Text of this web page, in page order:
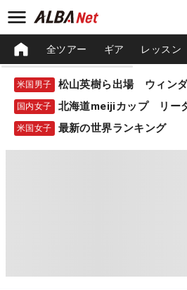
全ツアー ギア レッスン
米国男子
国内女子 北海道meijiカップ リー
米国女子 最新の世界ランキング